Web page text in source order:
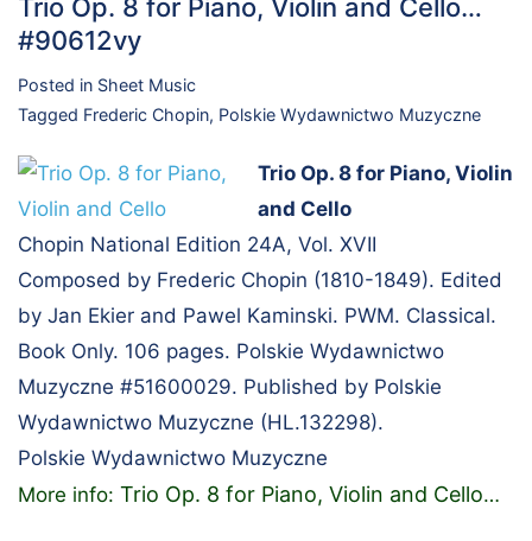
Trio Op. 8 for Piano, Violin and Cello…
#90612vy
Posted in Sheet Music
Tagged Frederic Chopin, Polskie Wydawnictwo Muzyczne
Trio Op. 8 for Piano, Violin
and Cello
Chopin National Edition 24A, Vol. XVII
Composed by Frederic Chopin (1810-1849). Edited
by Jan Ekier and Pawel Kaminski. PWM. Classical.
Book Only. 106 pages. Polskie Wydawnictwo
Muzyczne #51600029. Published by Polskie
Wydawnictwo Muzyczne (HL.132298).
Polskie Wydawnictwo Muzyczne
More info: Trio Op. 8 for Piano, Violin and Cello…